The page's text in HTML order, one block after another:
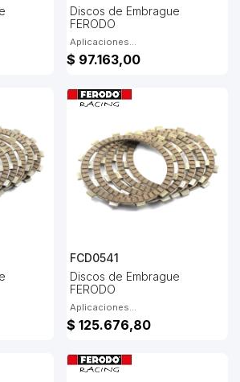
Discos de Embrague
FERODO
Aplicaciones...
$ 97.163,00
FCD0541
Discos de Embrague
FERODO
Aplicaciones...
$ 125.676,80